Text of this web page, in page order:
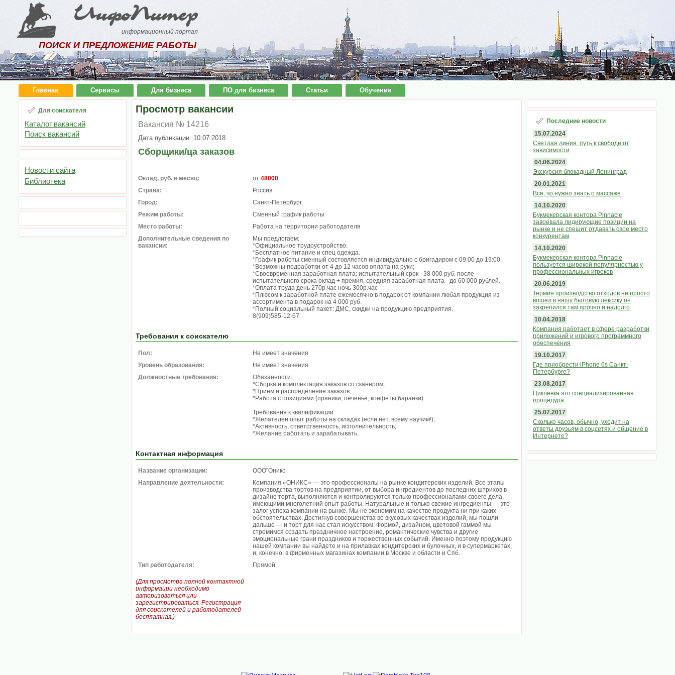
ИнфоПитер
информационный портал
ПОИСК И ПРЕДЛОЖЕНИЕ РАБОТЫ
Главная Сервисы Для бизнеса ПО для бизнеса Статьи Обучение
Для соискателя
Каталог вакансий
Поиск вакансий
Новости сайта
Библиотека
Просмотр вакансии
Вакансия № 14216
Дата публикации: 10.07.2018
Сборщики/ца заказов
Оклад, руб. в месяц: от 48000
Страна:
Россия
Город:
Санкт-Петербург
Режим работы:
Сменный график работы
Место работы:
Работа на территории работодателя
Дополнительные сведения по
вакансии:
Мы предлогаем:
*Официальное трудоустройство.
*Бесплатное питание и спец одежда.
*График работы сменный состовляется индивидуально с бригадиром с 09:00 до 19:00.
*Возможны подработки от 4 до 12 часов оплата на руки;
*Своевременная заработная плата: испытательный срок - 38 000 руб. после
испытательного срока оклад + премия, средняя заработная плата - до 60 000 рублей.
*Оплата труда день 270р.час ночь 300р.час
*Плюсом к заработной плате ежемесячно в подарок от компании любая продукция из
ассортимента в подарок на 4 000 руб.
*Полный социальный пакет: ДМС, скидки на продукцию предприятия.
8(909)585-12-67
Требования к соискателю
Пол:
Не имеет значения
Уровень образования:
Не имеет значения
Должностные требования:
Обязанности:
*Сборка и комплектация заказов со сканером;
*Прием и распределение заказов;
*Работа с позициями (пряники, печенье, конфеты,баранки)
Требования к квалификации:
*Желателен опыт работы на складах (если нет, всему научим!);
*Активность, ответственность, исполнительность;
*Желание работать и зарабатывать.
Контактная информация
Название организации:
ООО"Оникс
Направление деятельности:
Компания «ОНИКС» — это профессионалы на рынке кондитерских изделий. Все этапы
производства тортов на предприятии, от выбора ингредиентов до последних штрихов в
дизайне торта, выполняются и контролируются только профессионалами своего дела,
имеющими многолетний опыт работы. Натуральные и только свежие ингредиенты — это
залог успеха компании на рынке. Мы не экономим на качестве продукта ни при каких
обстоятельствах. Достигнув совершенства во вкусовых качествах изделий, мы пошли
дальше — и торт для нас стал искусством. Формой, дизайном, цветовой гаммой мы
стремимся создать праздничное настроение, романтические чувства и другие
эмоциональные грани праздников и торжественных событий. Именно поэтому продукцию
нашей компании вы найдете и на прилавках кондитерских и булочных, и в супермаркетах,
и, конечно, в фирменных магазинах компании в Москве и области и Спб.
Тип работодателя:
Прямой
(Для просмотра полной контактной
информации необходимо
авторизоваться или
зарегистрироваться. Регистрация
для соискателей и работодателей -
бесплатная.)
Последние новости
15.07.2024
Светлая линия: путь к свободе от
зависимости
04.06.2024
Экскурсия блокадный Ленинград
20.01.2021
Все, чо нужно знать о массаже
14.10.2020
Букмекерская контора Pinnacle
завоевала лидирующие позиции на
рынке и не спешит отдавать свое место
конкурентам
14.10.2020
Букмекерская контора Pinnacle
пользуется широкой популярностью у
профессиональных игроков
20.06.2019
Термин производство отходов не просто
вошел в нашу бытовую лексику он
закрепился там прочно и надолго
10.04.2018
Компания работает в сфере разработки
приложений и игрового программного
обеспечения
19.10.2017
Где приобрести iPhone 6s Санкт-
Петербурге?
23.08.2017
Циклевка это специализированная
процедура
25.07.2017
Сколько часов, обычно, уходит на
ответы друзьям в соцсетях и общение в
Интернете?